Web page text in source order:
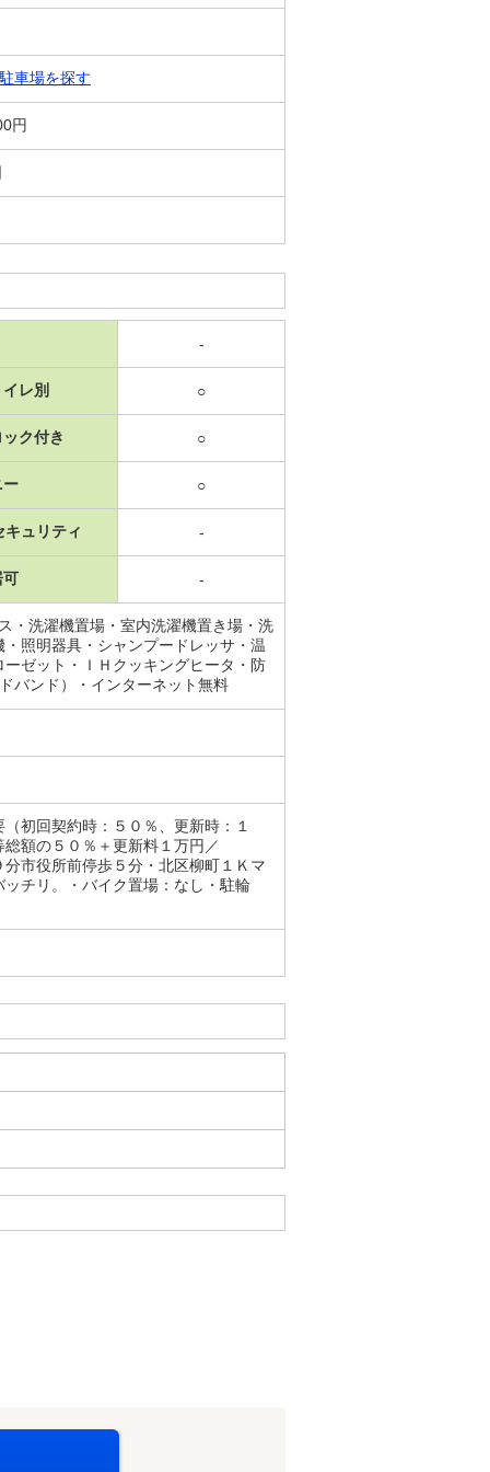
車場を探す
円
-
レ別 ○
ク付き ○
ー ○
キュリティ -
可 -
・洗濯機置場・室内洗濯機置き場・洗
照明器具・シャンプードレッサ・温
ゼット・ＩＨクッキングヒータ・防
バンド）・インターネット無料
初回契約時：５０％、更新時：１
額の５０％＋更新料１万円／
市役所前停歩５分・北区柳町１Ｋマ
チリ。・バイク置場：なし・駐輪